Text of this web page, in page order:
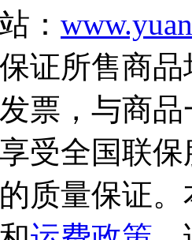
：
证所售商
票，与商
受全国联
质量保证